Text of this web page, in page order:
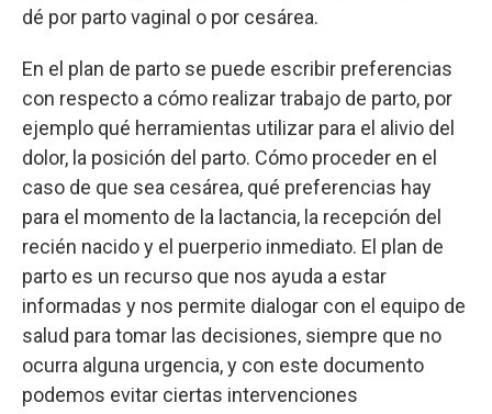
dé por parto vaginal o por cesárea.
En el plan de parto se puede escribir preferencias
con respecto a cómo realizar trabajo de parto, por
ejemplo qué herramientas utilizar para el alivio del
dolor, la posición del parto. Cómo proceder en el
caso de que sea cesárea, qué preferencias hay
para el momento de la lactancia, la recepción del
recién nacido y el puerperio inmediato. El plan de
parto es un recurso que nos ayuda a estar
informadas y nos permite dialogar con el equipo de
salud para tomar las decisiones, siempre que no
ocurra alguna urgencia, y con este documento
podemos evitar ciertas intervenciones